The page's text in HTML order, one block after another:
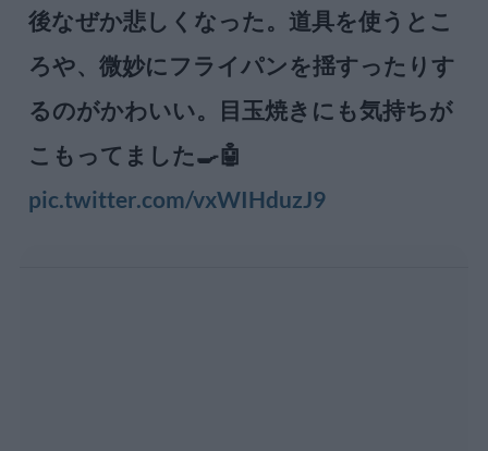
後なぜか悲しくなった。道具を使うとこ
ろや、微妙にフライパンを揺すったりす
るのがかわいい。目玉焼きにも気持ちが
こもってました🍳🤖
pic.twitter.com/vxWIHduzJ9